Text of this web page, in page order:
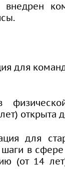
для
открыта
для
в сфере
(от 14